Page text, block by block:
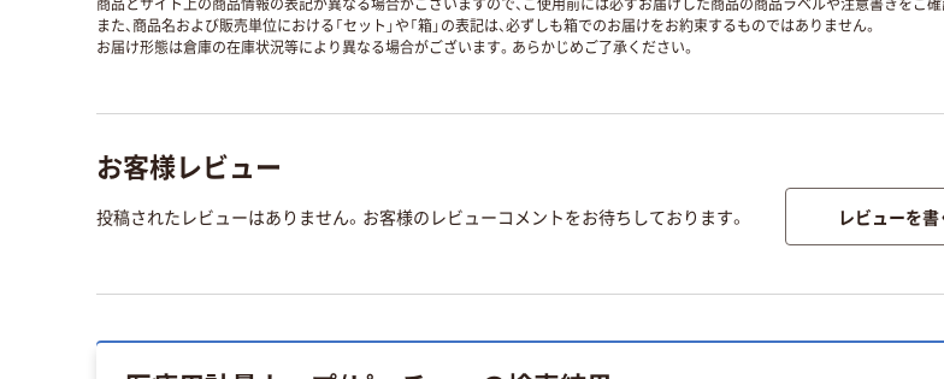
商品とサイト上の商品情報の表記が異なる場合がございますので、ご使用前には必ずお届けした商品の商品ラベルや注意書きをご
また、商品名および販売単位における「セット」や「箱」の表記は、必ずしも箱でのお届けをお約束するものではありません。
お届け形態は倉庫の在庫状況等により異なる場合がございます。あらかじめご了承ください。
お客様レビュー
投稿されたレビューはありません。お客様のレビューコメントをお待ちしております。 レビューを書